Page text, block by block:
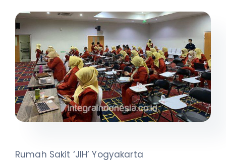
CONTACT US
Rumah Sakit ‘JIH’ Yogyakarta